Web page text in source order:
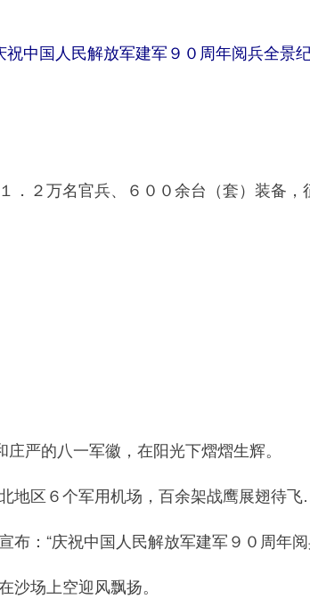
中国人民解放军建军９０周年阅兵全景
２万名官兵、６００余台（套）装备，
严的八一军徽，在阳光下熠熠生辉。
地区６个军用机场，百余架战鹰展翅待
：“庆祝中国人民解放军建军９０周年阅
场上空迎风飘扬。